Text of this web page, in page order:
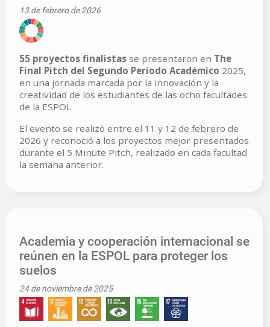
13 de febrero de 2026
55 proyectos finalistas se presentaron en The
Final Pitch del Segundo Periodo Académico 2025,
en una jornada marcada por la innovación y la
creatividad de los estudiantes de las ocho facultades
de la ESPOL.
El evento se realizó entre el 11 y 12 de febrero de
2026 y reconoció a los proyectos mejor presentados
durante el 5 Minute Pitch, realizado en cada facultad
la semana anterior.
Academia y cooperación internacional se
reúnen en la ESPOL para proteger los
suelos
24 de noviembre de 2025